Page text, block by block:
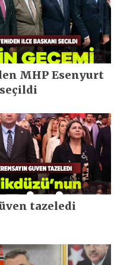
MHP Esenyurt
tazeledi